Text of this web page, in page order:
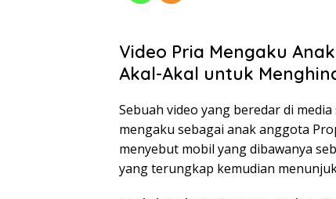
Video Pria Mengaku
Akal-Akal untuk
Sebuah video yang beredar di
mengaku sebagai anak anggota
menyebut mobil yang dibawanya
yang terungkap kemudian